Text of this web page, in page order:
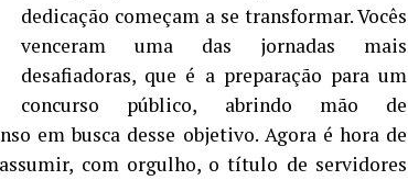
dedicação começam a se transformar. Vocês
venceram uma das jornadas mais
desafiadoras, que é a preparação para um
concurso público, abrindo mão de
em busca desse objetivo. Agora é hora de
com orgulho, o título de servidores